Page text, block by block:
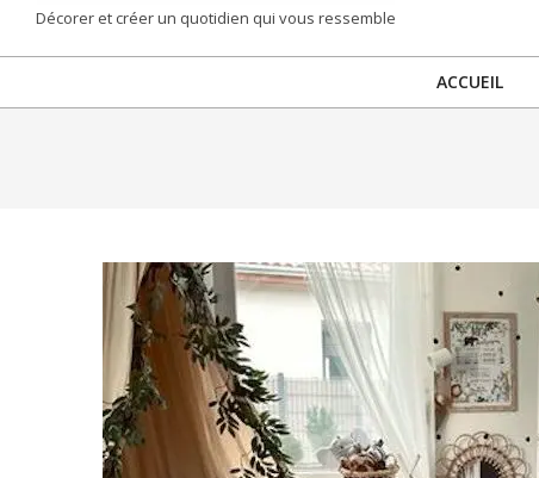
COCON
|
DÉCORATION
Décorer et créer un quotidien qui vous ressemble
ACCUEIL